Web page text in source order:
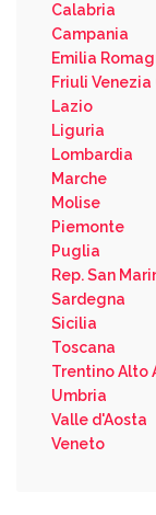
Calabria
Campania
Emilia
Friuli Venezia
Lazio
Liguria
Lombardia
Marche
Molise
Piemonte
Puglia
Rep. San
Sardegna
Sicilia
Toscana
Trentino Alto
Umbria
Valle d'Aosta
Veneto